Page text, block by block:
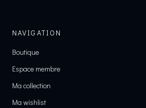
NAVIGATION
Boutique
Espace membre
Ma collection
Ma wishlist